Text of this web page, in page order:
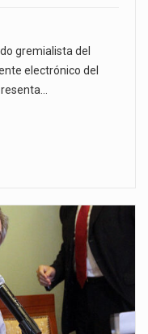
gremialista del
electrónico del